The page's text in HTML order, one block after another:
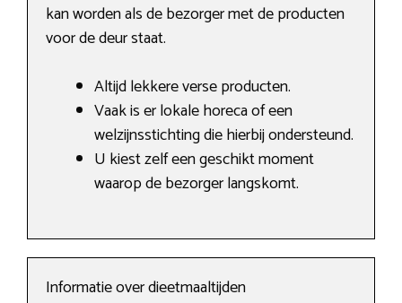
kan worden als de bezorger met de producten
voor de deur staat.
Altijd lekkere verse producten.
Vaak is er lokale horeca of een
welzijnsstichting die hierbij ondersteund.
U kiest zelf een geschikt moment
waarop de bezorger langskomt.
Informatie over dieetmaaltijden